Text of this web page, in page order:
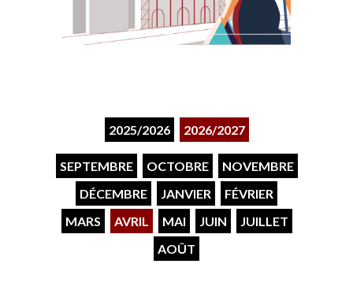
2025/2026 2026/2027
SEPTEMBRE OCTOBRE
NOVEMBRE
DÉCEMBRE
JANVIER
FÉVRIER
MARS
AVRIL MAI JUIN
JUILLET
AOÛT